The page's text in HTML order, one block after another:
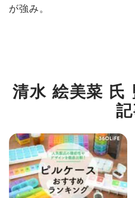
が強み。
清水 絵美菜 氏